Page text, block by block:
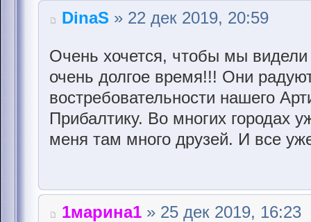
DinaS » 22 дек 2019, 20:59
Очень хочется, чтобы мы
очень долгое время!!! Они
востребовательности нашего
Прибалтику. Во многих городах
меня там много друзей. И все
1марина1 » 25 дек 2019, 16:23